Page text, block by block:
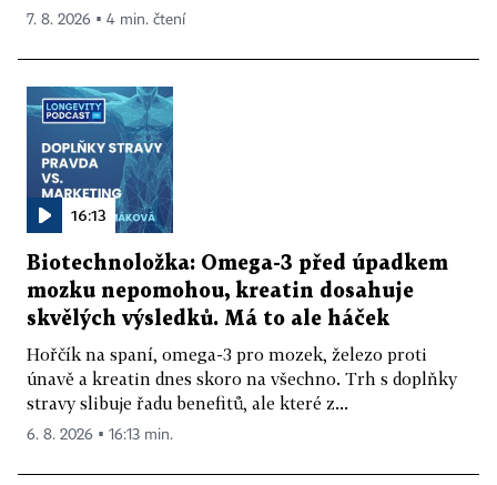
7. 8. 2026 ▪ 4 min. čtení
16:13
Biotechnoložka: Omega-3 před úpadkem
mozku nepomohou, kreatin dosahuje
skvělých výsledků. Má to ale háček
Hořčík na spaní, omega-3 pro mozek, železo proti
únavě a kreatin dnes skoro na všechno. Trh s doplňky
stravy slibuje řadu benefitů, ale které z...
6. 8. 2026 ▪ 16:13 min.